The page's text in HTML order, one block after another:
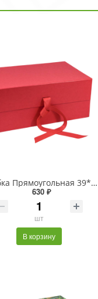
Коробка Прямоугольная 39*28*17,8 складная на магнитах "Люкс" Красный 1/24
630 ₽
шт
В корзину